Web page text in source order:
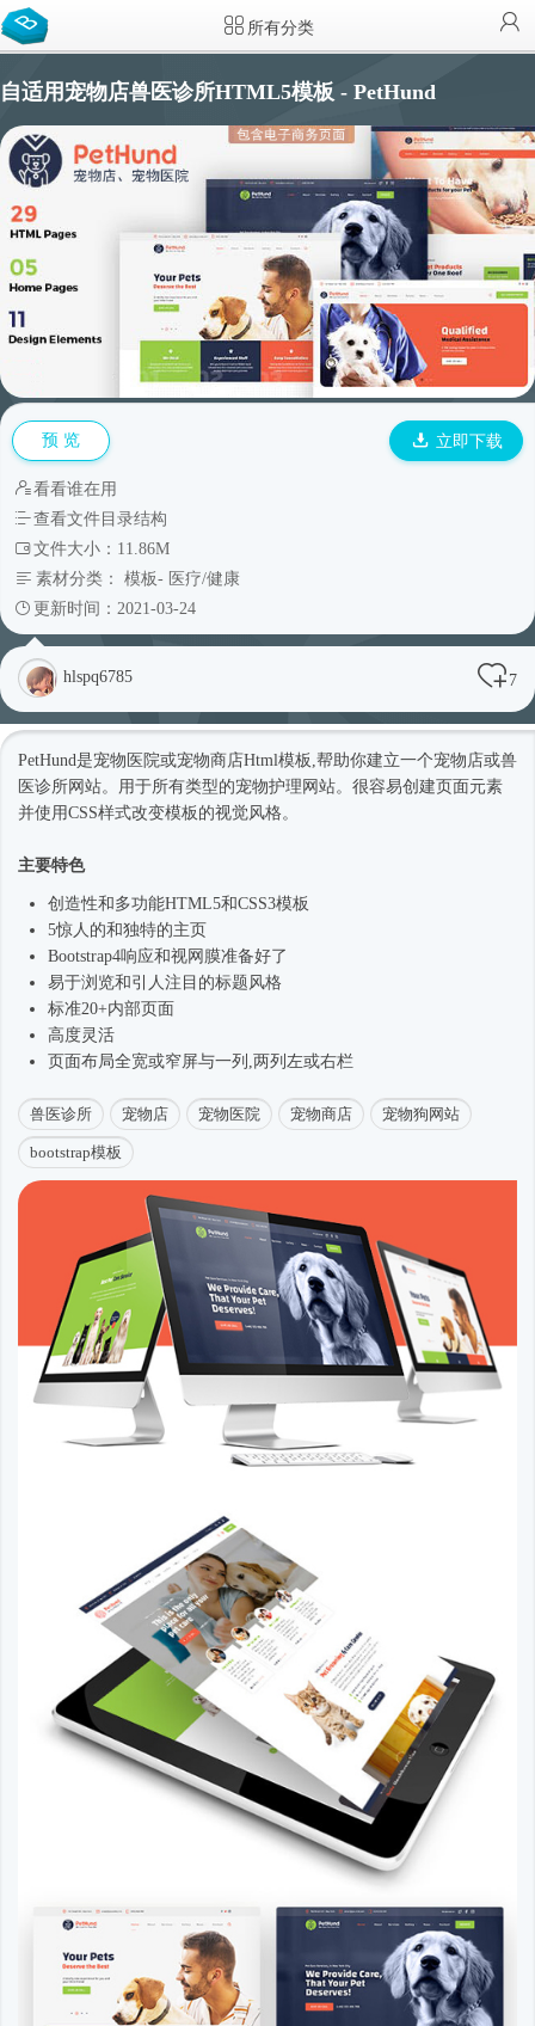
所有分类
自适用宠物店兽医诊所HTML5模板 - PetHund
预 览 立即下载
看看谁在用
查看文件目录结构
文件大小：11.86M
素材分类： 模板- 医疗/健康
更新时间：2021-03-24
hlspq6785 7
PetHund是宠物医院或宠物商店Html模板 ,帮助你建立一个宠物店或兽
医诊所网站。用于所有类型的宠物护理网站。很容易创建页面元素
并使用CSS样式改变模板的视觉风格。
主要特色
创造性和多功能HTML5和CSS3模板
5惊人的和独特的主页
Bootstrap4响应和视网膜准备好了
易于浏览和引人注目的标题风格
标准20+内部页面
高度灵活
页面布局全宽或窄屏与一列,两列左或右栏
兽医诊所 宠物店 宠物医院 宠物商店 宠物狗网站
bootstrap模板